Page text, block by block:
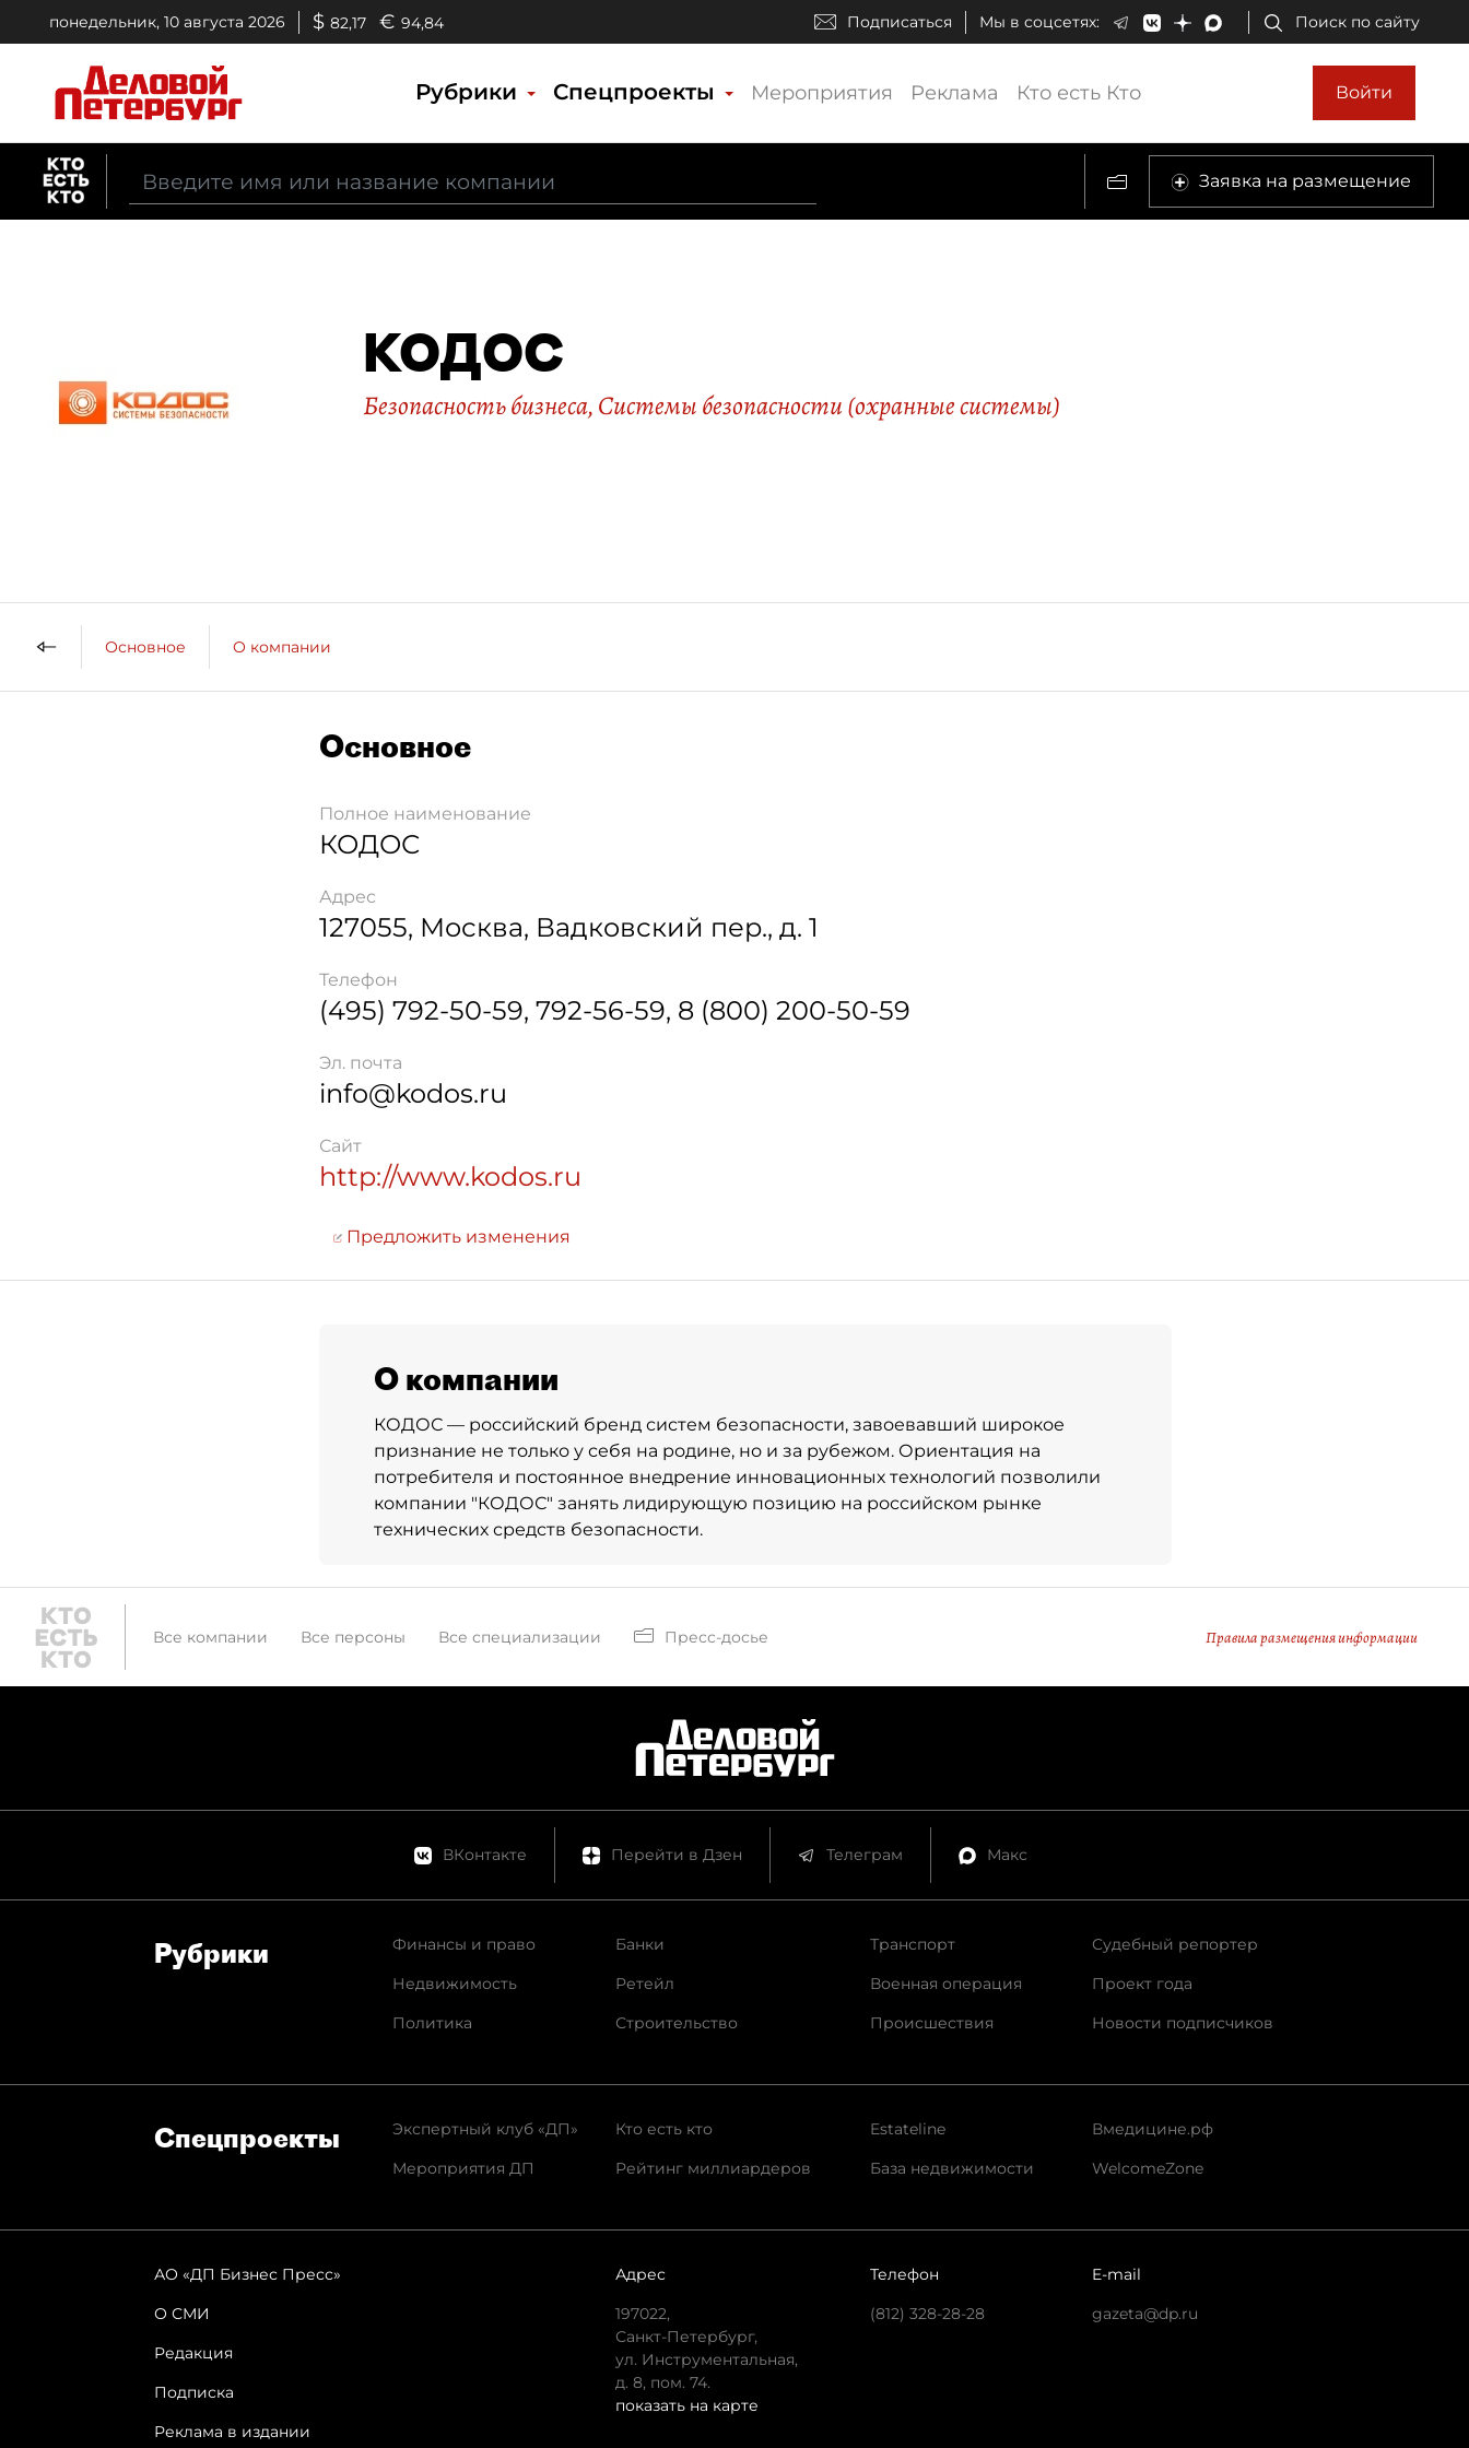
понедельник, 10 августа 2026 $ 82,17 € 94,84 Подписаться Мы в соцсетях: Поиск по сайту
Рубрики Спецпроекты Мероприятия Реклама Кто есть Кто Войти
Заявка на размещение
КОДОС
Безопасность бизнеса,Системы безопасности (охранные системы)
Основное О компании
Основное
Полное наименование
КОДОС
Адрес
127055, Москва, Вадковский пер., д. 1
Телефон
(495) 792-50-59, 792-56-59, 8 (800) 200-50-59
Эл. почта
info@kodos.ru
Сайт
http://www.kodos.ru
Предложить изменения
О компании
КОДОС — российский бренд систем безопасности, завоевавший широкое
признание не только у себя на родине, но и за рубежом. Ориентация на
потребителя и постоянное внедрение инновационных технологий позволили
компании "КОДОС" занять лидирующую позицию на российском рынке
технических средств безопасности.
Все компании Все персоны Все специализации Пресс-досье Правила размещения информации
ВКонтакте Перейти в Дзен Телеграм Макс
Рубрики
Финансы и право
Недвижимость
Политика
Банки
Ретейл
Строительство
Транспорт
Военная операция
Происшествия
Судебный репортер
Проект года
Новости подписчиков
Спец­проекты
Экспертный клуб «ДП»
Мероприятия ДП
Кто есть кто
Рейтинг миллиардеров
Estateline
База недвижимости
Вмедицине.рф
WelcomeZone
АО «ДП Бизнес Пресс»
О СМИ
Редакция
Подписка
Реклама в издании
Адрес
197022,
Санкт-Петербург,
ул. Инструментальная,
д. 8, пом. 74.
показать на карте
Телефон
(812) 328-28-28
E-mail
gazeta@dp.ru